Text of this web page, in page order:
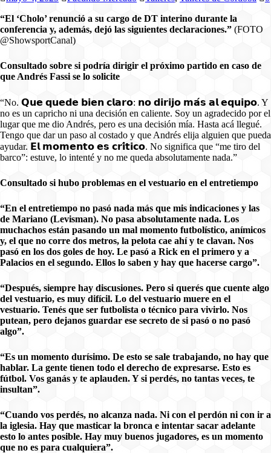
“El ‘Cholo’ renunció a su cargo de DT interino durante la
conferencia y, además, dejó las siguientes declaraciones.” (FOTO
@ShowsportCanal)
Consultado sobre si podría dirigir el próximo partido en caso de
que Andrés Fassi se lo solicite
“No. 𝗤𝘂𝗲 𝗾𝘂𝗲𝗱𝗲 𝗯𝗶𝗲𝗻 𝗰𝗹𝗮𝗿𝗼: 𝗻𝗼 𝗱𝗶𝗿𝗶𝗷𝗼 𝗺𝗮́𝘀 𝗮𝗹 𝗲𝗾𝘂𝗶𝗽𝗼. Y
no es un capricho ni una decisión en caliente. Soy un agradecido por el
lugar que me dio Andrés, pero es una decisión mía. Hasta acá llegué.
Tengo que dar un paso al costado y que Andrés elija alguien que pueda
ayudar. 𝗘𝗹 𝗺𝗼𝗺𝗲𝗻𝘁𝗼 𝗲𝘀 𝗰𝗿𝗶́𝘁𝗶𝗰𝗼. No significa que “me tiro del
barco”: estuve, lo intenté y no me queda absolutamente nada.”
Consultado si hubo problemas en el vestuario en el entretiempo
“En el entretiempo no pasó nada más que mis indicaciones y las
de Mariano (Levisman). No pasa absolutamente nada. Los
muchachos están pasando un mal momento futbolístico, anímicos
y, el que no corre dos metros, la pelota cae ahí y te clavan. Nos
pasó en los dos goles de hoy. Le pasó a Rick en el primero y a
Palacios en el segundo. Ellos lo saben y hay que hacerse cargo”.
“Después, siempre hay discusiones. Pero si querés que cuente algo
del vestuario, es muy difícil. Lo del vestuario muere en el
vestuario. Tenés que ser futbolista o técnico para vivirlo. Nos
putean, pero dejanos guardar ese secreto de si pasó o no pasó
algo”.
“Es un momento durísimo. De esto se sale trabajando, no hay que
hablar. La gente tienen todo el derecho de expresarse. Esto es
fútbol. Vos ganás y te aplauden. Y si perdés, no tantas veces, te
insultan”.
“Cuando vos perdés, no alcanza nada. Ni con el perdón ni con ir a
la iglesia. Hay que masticar la bronca e intentar sacar adelante
esto lo antes posible. Hay muy buenos jugadores, es un momento
que no es para cualquiera”.